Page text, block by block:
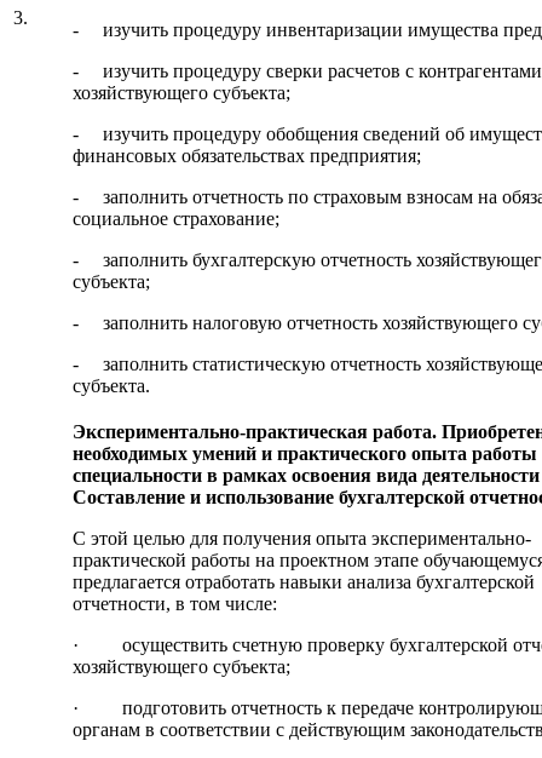
3.
- изучить процедуру инвентаризации имущества
- изучить процедуру сверки расчетов с контрагентами
хозяйствующего субъекта;
- изучить процедуру обобщения сведений об
финансовых обязательствах предприятия;
- заполнить отчетность по страховым взносам на
социальное страхование;
- заполнить бухгалтерскую отчетность
субъекта;
- заполнить налоговую отчетность хозяйствующего
- заполнить статистическую отчетность
субъекта.
Экспериментально-практическая работа.
необходимых умений и практического опыта работы
специальности в рамках освоения вида
Составление и использование бухгалтерской
С этой целью для получения опыта экспериментально-
практической работы на проектном этапе
предлагается отработать навыки анализа бухгалтерской
отчетности, в том числе:
· осуществить счетную проверку бухгалтерской
хозяйствующего субъекта;
· подготовить отчетность к передаче
органам в соответствии с действующим